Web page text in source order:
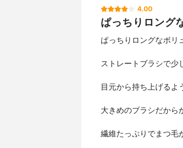
4.00
ぱっちりロング
ぱっちりロングなボリ
ストレートブラシで少
目元から持ち上げるよ
大きめのブラシだから
繊維たっぷりでまつ毛